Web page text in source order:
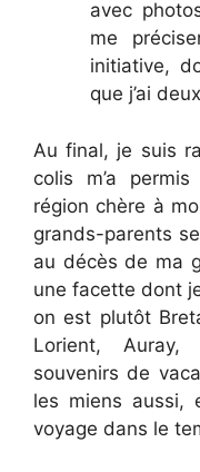
avec
me
initiative,
que j’ai
Au final, je suis
colis m’a
région chère à
grands-parents
au décès de ma
une facette dont
on est plutôt
Lorient,
souvenirs de
les miens aussi,
voyage dans le